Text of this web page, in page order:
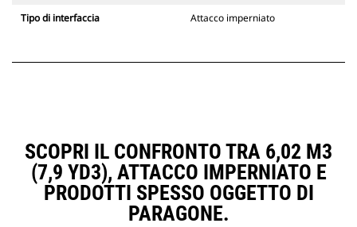
Tipo di interfaccia Attacco imperniato
SCOPRI IL CONFRONTO TRA 6,02 M3
(7,9 YD3), ATTACCO IMPERNIATO E
PRODOTTI SPESSO OGGETTO DI
PARAGONE.